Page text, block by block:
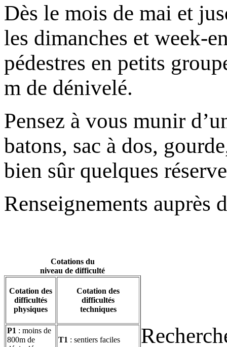
Dès le mois de mai et
les dimanches et week-
pédestres en petits
m de dénivelé.
Pensez à vous munir
batons, sac à dos,
bien sûr quelques
Renseignements
Cotations du
niveau de difficulté
Cotation des
difficultés
physiques
Cotation des
difficultés
techniques
P1 : moins de
800m de
T1 : sentiers faciles